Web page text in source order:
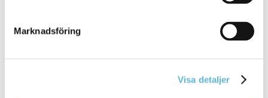
Marknadsföring
Visa detaljer
Box 18, 295 21 Bromölla